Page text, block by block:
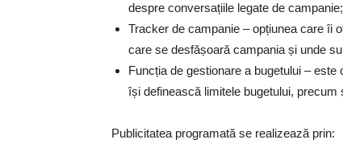
despre conversațiile legate de campanie;
Tracker de campanie – opțiunea care îi
care se desfășoară campania și unde
Funcția de gestionare a bugetului –
își definească limitele bugetului,
Publicitatea programată se realizează prin: